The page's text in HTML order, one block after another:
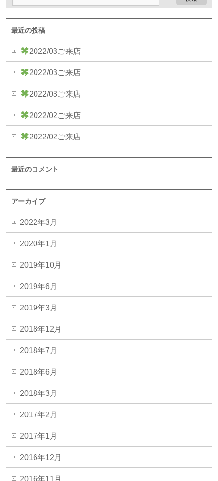
最近の投稿
2022/03ご来店
2022/03ご来店
2022/03ご来店
2022/02ご来店
2022/02ご来店
最近のコメント
アーカイブ
2022年3月
2020年1月
2019年10月
2019年6月
2019年3月
2018年12月
2018年7月
2018年6月
2018年3月
2017年2月
2017年1月
2016年12月
2016年11月